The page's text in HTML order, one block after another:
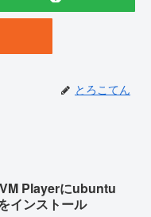
とろこてん
Playerにubuntu
インストール